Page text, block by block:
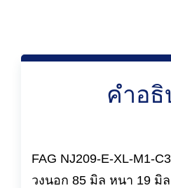
คำอธิ
FAG NJ209-E-XL-M1-
วงนอก 85 มิล หนา 19 มิ